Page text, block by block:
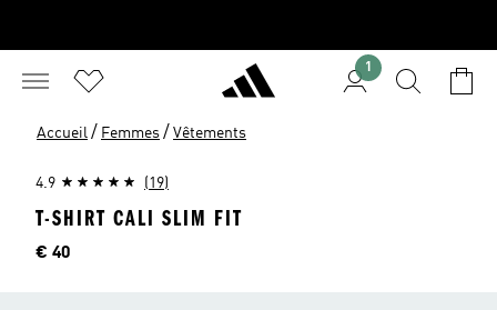
1
Accueil / Femmes / Vêtements
4.9 (19)
T-SHIRT CALI SLIM FIT
Price
€ 40